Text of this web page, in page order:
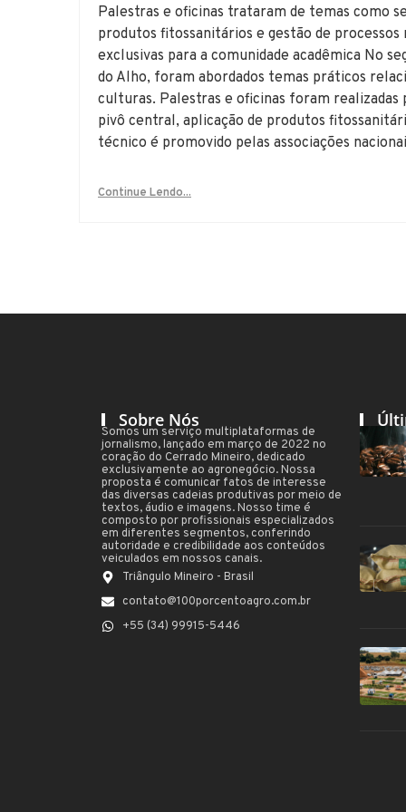
Palestras e oficinas trataram de temas como
produtos fitossanitários e gestão de
exclusivas para a comunidade acadêmica No
do Alho, foram abordados temas práticos
culturas. Palestras e oficinas foram
pivô central, aplicação de produtos
técnico é promovido pelas associações
Continue Lendo...
Sobre Nós
Somos um serviço multiplataformas de
jornalismo, lançado em março de 2022 no
coração do Cerrado Mineiro, dedicado
exclusivamente ao agronegócio. Nossa
proposta é comunicar fatos de interesse
das diversas cadeias produtivas por meio de
textos, áudio e imagens. Nosso time é
composto por profissionais especializados
em diferentes segmentos, conferindo
autoridade e credibilidade aos conteúdos
veiculados em nossos canais.
Triângulo Mineiro - Brasil
contato@100porcentoagro.com.br
+55 (34) 99915-5446